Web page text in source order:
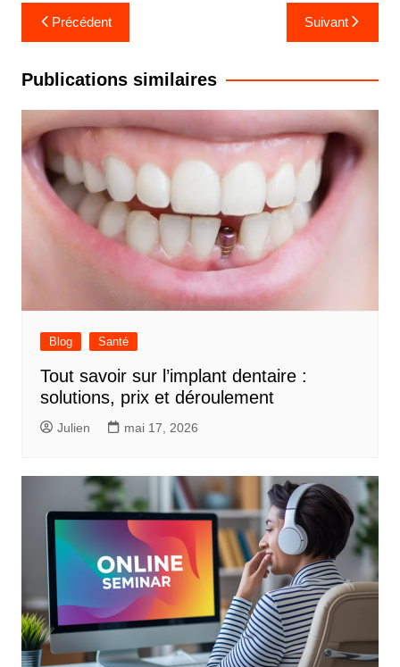
Navigation
de
l’article
Précédent Suivant
Publications similaires
Blog Santé
Tout savoir sur l’implant dentaire :
solutions, prix et déroulement
Julien mai 17, 2026